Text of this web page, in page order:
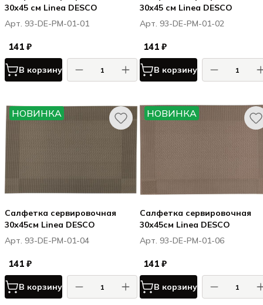
30х45 см Linea DESCO
Арт. 93-DE-PM-01-01
141 ₽
В корзину
30х45 см Linea DESCO
Арт. 93-DE-PM-01-02
141 ₽
В корзину
НОВИНКА
Салфетка сервировочная
30х45см Linea DESCO
Арт. 93-DE-PM-01-04
141 ₽
В корзину
НОВИНКА
Салфетка сервировочная
30х45см Linea DESCO
Арт. 93-DE-PM-01-06
141 ₽
В корзину